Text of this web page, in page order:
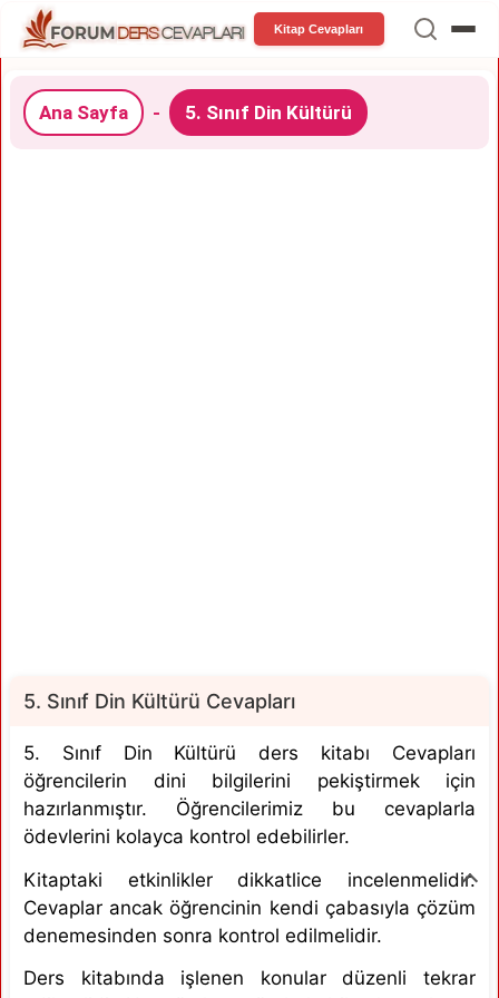
Kitap Cevapları
Ana Sayfa - 5. Sınıf Din Kültürü
5. Sınıf Din Kültürü Cevapları
5. Sınıf Din Kültürü ders kitabı Cevapları
öğrencilerin dini bilgilerini pekiştirmek için
hazırlanmıştır. Öğrencilerimiz bu cevaplarla
ödevlerini kolayca kontrol edebilirler.
Kitaptaki etkinlikler dikkatlice incelenmelidir.
Cevaplar ancak öğrencinin kendi çabasıyla çözüm
denemesinden sonra kontrol edilmelidir.
Ders kitabında işlenen konular düzenli tekrar